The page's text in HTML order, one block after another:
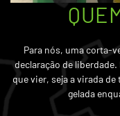
Para nós, uma corta-
declaração de
que vier, seja a virada
gelada